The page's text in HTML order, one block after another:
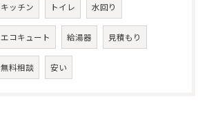
キッチン トイレ 水回り
エコキュート 給湯器 見積もり
無料相談 安い